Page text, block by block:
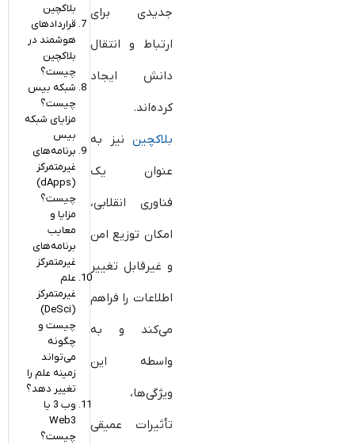
جدیدی برای
ارتباط و انتقال
دانش ایجاد
کرده‌اند.
بلاکچین نیز به
عنوان یک
فناوری انقلابی،
امکان توزیع امن
و غیرقابل تغییر
اطلاعات را فراهم
می‌کند و به
واسطه این
ویژگی‌ها،
تأثیرات عمیقی
بلاکچین
قراردادهای
هوشمند در
بلاکچین
چیست؟
شبکه بیس
چیست؟
مزایای شبکه
بیس
برنامه‌های
غیرمتمرکز
(dApps)
چیست؟
مزایا و
معایب
برنامه‌های
غیرمتمرکز
علم
غیرمتمرکز
(DeSci)
چیست و
چگونه
می‌تواند
زمینه علم را
تغییر دهد؟
وب 3 یا
Web3
چیست؟